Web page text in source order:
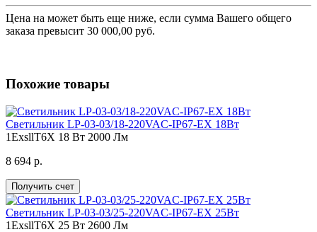
Цена на может быть еще ниже, если сумма Вашего общего
заказа превысит 30 000,00 руб.
Похожие товары
Светильник LP-03-03/18-220VAC-IP67-EX 18Вт
1ЕхsllT6X 18 Вт 2000 Лм
8 694 р.
Получить счет
Светильник LP-03-03/25-220VAC-IP67-EX 25Вт
1ЕхsllT6X 25 Вт 2600 Лм